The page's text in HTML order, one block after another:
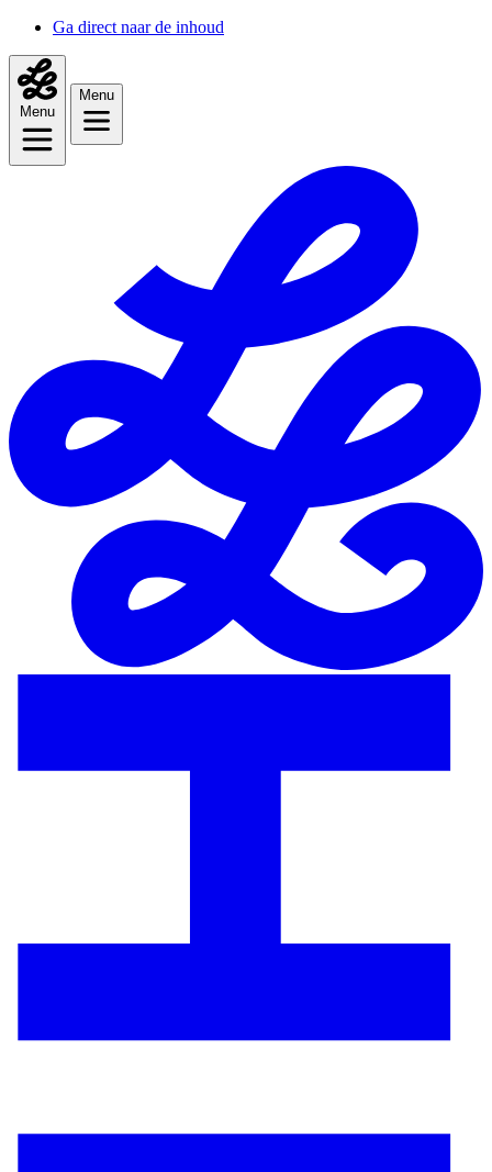
Ga direct naar de inhoud
Menu
Menu